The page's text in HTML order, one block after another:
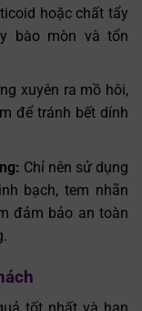
hoặc chất tẩy
bào mòn và tổn
xuyên ra mồ hôi,
để tránh bết dính
Chỉ nên sử dụng
bạch, tem nhãn
đảm bảo an toàn